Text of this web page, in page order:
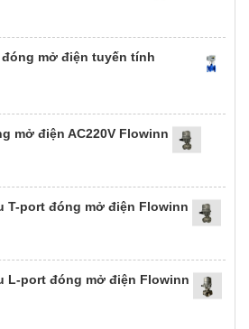
mở điện tuyến tính
mở điện AC220V Flowinn
T-port đóng mở điện Flowinn
L-port đóng mở điện Flowinn